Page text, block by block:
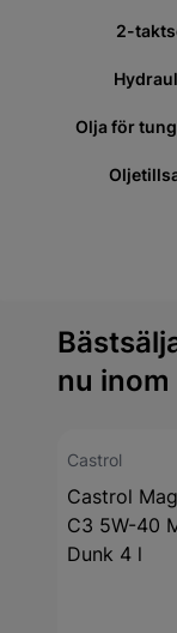
2-
Olja för
nu
Castrol
Castrol
C3 5W-40
Dunk 4 l